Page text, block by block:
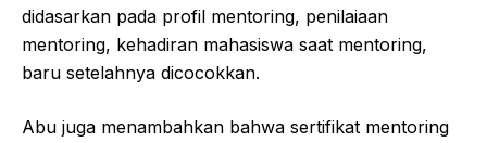
didasarkan pada profil mentoring, penilaiaan
mentoring, kehadiran mahasiswa saat mentoring,
baru setelahnya dicocokkan.
Abu juga menambahkan bahwa sertifikat mentoring